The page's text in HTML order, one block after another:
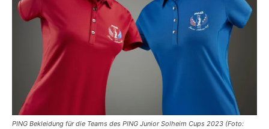
PING Bekleidung für die Teams des PING Junior Solheim Cups 2023 (Foto: